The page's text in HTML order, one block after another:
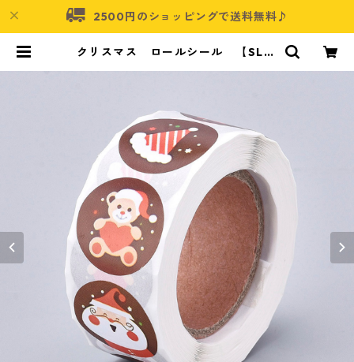
2500円のショッピングで送料無料♪
クリスマス ロールシール 【SL-x